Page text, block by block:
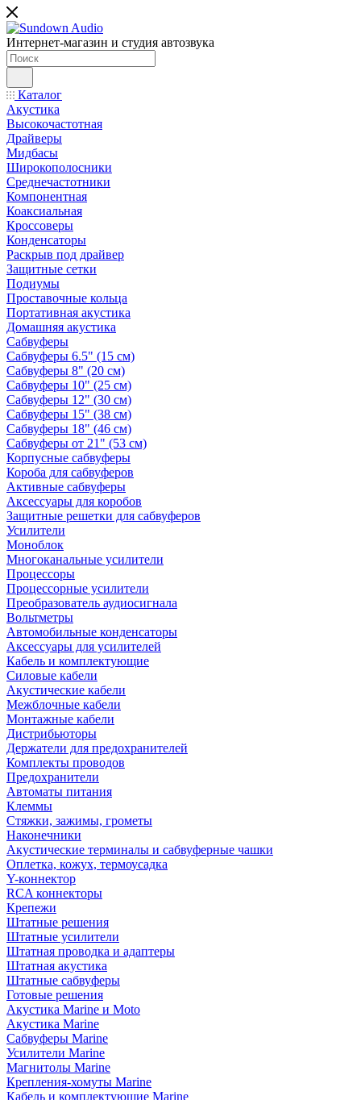
Интернет-магазин и студия автозвука
Каталог
Акустика
Высокочастотная
Драйверы
Мидбасы
Широкополосники
Среднечастотники
Компонентная
Коаксиальная
Кроссоверы
Конденсаторы
Раскрыв под драйвер
Защитные сетки
Подиумы
Проставочные кольца
Портативная акустика
Домашняя акустика
Сабвуферы
Сабвуферы 6.5" (15 см)
Сабвуферы 8" (20 см)
Сабвуферы 10" (25 см)
Сабвуферы 12" (30 см)
Сабвуферы 15" (38 см)
Сабвуферы 18" (46 см)
Сабвуферы от 21" (53 см)
Корпусные сабвуферы
Короба для сабвуферов
Активные сабвуферы
Аксессуары для коробов
Защитные решетки для сабвуферов
Усилители
Моноблок
Многоканальные усилители
Процессоры
Процессорные усилители
Преобразователь аудиосигнала
Вольтметры
Автомобильные конденсаторы
Аксессуары для усилителей
Кабель и комплектующие
Силовые кабели
Акустические кабели
Межблочные кабели
Монтажные кабели
Дистрибьюторы
Держатели для предохранителей
Комплекты проводов
Предохранители
Автоматы питания
Клеммы
Стяжки, зажимы, грометы
Наконечники
Акустические терминалы и сабвуферные чашки
Оплетка, кожух, термоусадка
Y-коннектор
RCA коннекторы
Крепежи
Штатные решения
Штатные усилители
Штатная проводка и адаптеры
Штатная акустика
Штатные сабвуферы
Готовые решения
Акустика Marine и Moto
Акустика Marine
Сабвуферы Marine
Усилители Marine
Магнитолы Marine
Крепления-хомуты Marine
Кабель и комплектующие Marine